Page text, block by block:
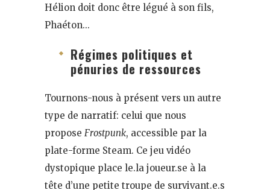
Hélion doit donc être légué à son fils,
Phaéton…
Régimes politiques et
pénuries de ressources
Tournons-nous à présent vers un autre
type de narratif: celui que nous
propose Frostpunk, accessible par la
plate-forme Steam. Ce jeu vidéo
dystopique place le.la joueur.se à la
tête d’une petite troupe de survivant.e.s